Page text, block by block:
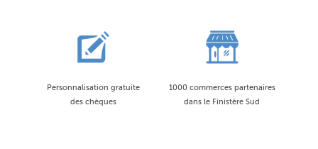
Personnalisation gratuite
des chèques
1000 commerces partenaires
dans le Finistère Sud